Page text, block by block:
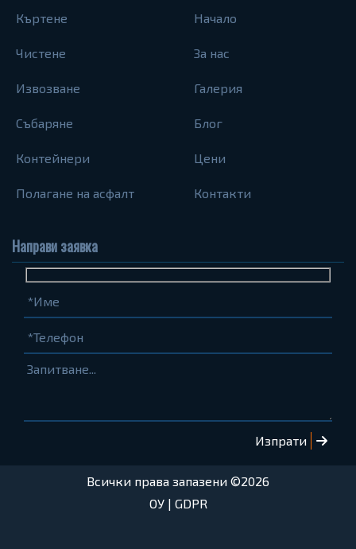
Къртене
Чистене
Извозване
Събаряне
Контейнери
Полагане на асфалт
Начало
За нас
Галерия
Блог
Цени
Контакти
Направи заявка
Име
(задължително)
Телефон
(задължително)
Запитване...
Всички права запазени ©2026
ОУ| GDPR